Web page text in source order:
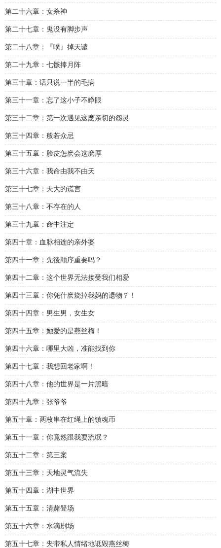
第二十六章：女杀神
第二十七章：鬼没有脚步声
第二十八章：『噗』掉天谴
第二十九章：七骸捧月阵
第三十章：话只说一半的毛病
第三十一章：忘了这小子不睁眼
第三十二章：第一次遇见这麽亲切的怨灵
第三十四章：般若众忌
第三十五章：脸皮怎麽会这麽厚
第三十六章：我命由我不由天
第三十七章：天大的谎言
第三十八章：不存在的人
第三十九章：命中注定
第四十章：血脉相连的亲外婆
第四十一章：先後顺序重要吗？
第四十二章：这个世界无法接受我们相爱
第四十三章：你凭什麽烧掉我妈的遗物？！
第四十四章：男生男，女生女
第四十五章：她爱的是燕丝梅！
第四十六章：哪里大凶，准能找到你
第四十七章：我想回老家啊！
第四十八章：他的世界是一片黑暗
第四十九章：张爷爷
第五十章：两枚串在红绳上的镇魂币
第五十一章：你竟然跟我耍流氓？
第五十二章：第三案
第五十三章：天地灵气流失
第五十四章：湖中世界
第五十五章：清赭登场
第五十六章：水滴剧场
第五十七章：夹带私人情绪地诋毁燕丝梅